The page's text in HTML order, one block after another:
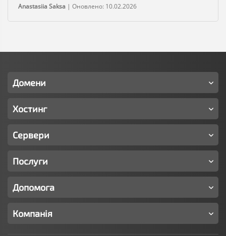
Anastasiia Saksa | Оновлено: 10.02.2026
Домени
Хостинг
Сервери
Послуги
Допомога
Компанія